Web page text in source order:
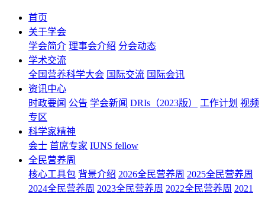
首页
关于学会
学会简介 理事会介绍 分会动态
学术交流
全国营养科学大会 国际交流 国际会讯
资讯中心
时政要闻 公告 学会新闻 DRIs（2023版） 工作计划 视频
专区
科学家精神
会士 首席专家 IUNS fellow
全民营养周
核心工具包 背景介绍 2026全民营养周 2025全民营养周
2024全民营养周 2023全民营养周 2022全民营养周 2021